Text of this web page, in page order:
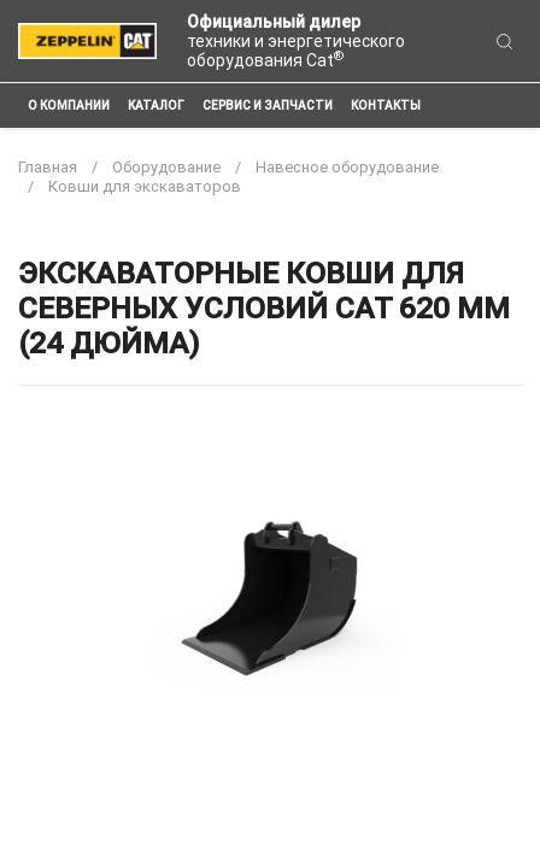
Официальный дилер
техники и энергетического
оборудования Cat®
О КОМПАНИИ КАТАЛОГ СЕРВИС И ЗАПЧАСТИ КОНТАКТЫ
Главная Оборудование
Навесное оборудование
Ковши для экскаваторов
ЭКСКАВАТОРНЫЕ КОВШИ ДЛЯ
СЕВЕРНЫХ УСЛОВИЙ CAT 620 ММ
(24 ДЮЙМА)